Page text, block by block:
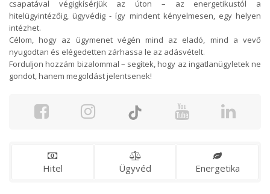
csapatával végigkísérjük az úton – az energetikustól a
hitelügyintézőig, ügyvédig - így mindent kényelmesen, egy helyen
intézhet.
Célom, hogy az ügymenet végén mind az eladó, mind a vevő
nyugodtan és elégedetten zárhassa le az adásvételt.
Forduljon hozzám bizalommal – segítek, hogy az ingatlanügyletek ne
gondot, hanem megoldást jelentsenek!
Hitel Ügyvéd Energetika